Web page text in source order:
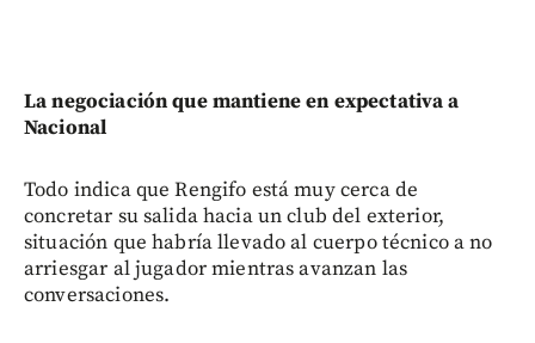
La negociación que mantiene en expectativa a
Nacional
Todo indica que Rengifo está muy cerca de
concretar su salida hacia un club del exterior,
situación que habría llevado al cuerpo técnico a no
arriesgar al jugador mientras avanzan las
conversaciones.